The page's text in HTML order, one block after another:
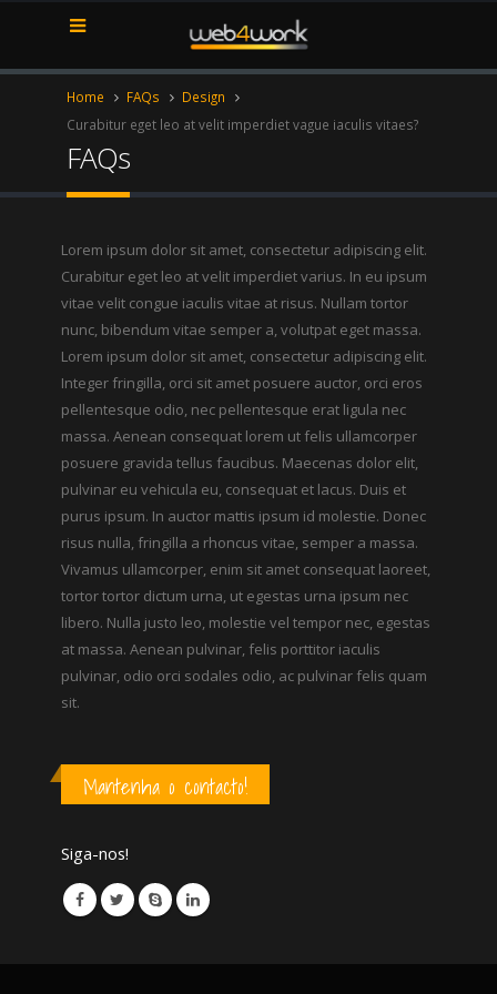
Home FAQs
Design
Curabitur eget leo at velit imperdiet vague iaculis vitaes?
FAQs
Lorem ipsum dolor sit amet, consectetur adipiscing elit.
Curabitur eget leo at velit imperdiet varius. In eu ipsum
vitae velit congue iaculis vitae at risus. Nullam tortor
nunc, bibendum vitae semper a, volutpat eget massa.
Lorem ipsum dolor sit amet, consectetur adipiscing elit.
Integer fringilla, orci sit amet posuere auctor, orci eros
pellentesque odio, nec pellentesque erat ligula nec
massa. Aenean consequat lorem ut felis ullamcorper
posuere gravida tellus faucibus. Maecenas dolor elit,
pulvinar eu vehicula eu, consequat et lacus. Duis et
purus ipsum. In auctor mattis ipsum id molestie. Donec
risus nulla, fringilla a rhoncus vitae, semper a massa.
Vivamus ullamcorper, enim sit amet consequat laoreet,
tortor tortor dictum urna, ut egestas urna ipsum nec
libero. Nulla justo leo, molestie vel tempor nec, egestas
at massa. Aenean pulvinar, felis porttitor iaculis
pulvinar, odio orci sodales odio, ac pulvinar felis quam
sit.
Mantenha o contacto!
Siga-nos!